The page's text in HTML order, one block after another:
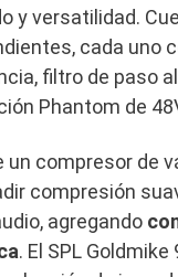
y versatilidad.
cada uno
filtro de paso
Phantom de
un compresor de
compresión
agregando
. El SPL